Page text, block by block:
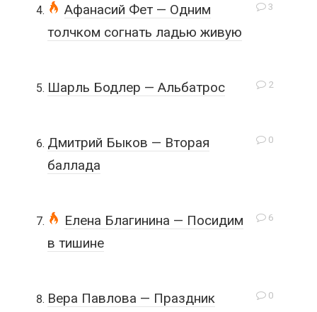
3
Афанасий Фет — Одним
толчком согнать ладью живую
2
Шарль Бодлер — Альбатрос
0
Дмитрий Быков — Вторая
баллада
6
Елена Благинина — Посидим
в тишине
0
Вера Павлова — Праздник